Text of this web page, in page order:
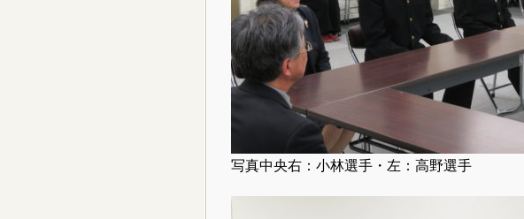
写真中央右：小林選手・左：高野選手